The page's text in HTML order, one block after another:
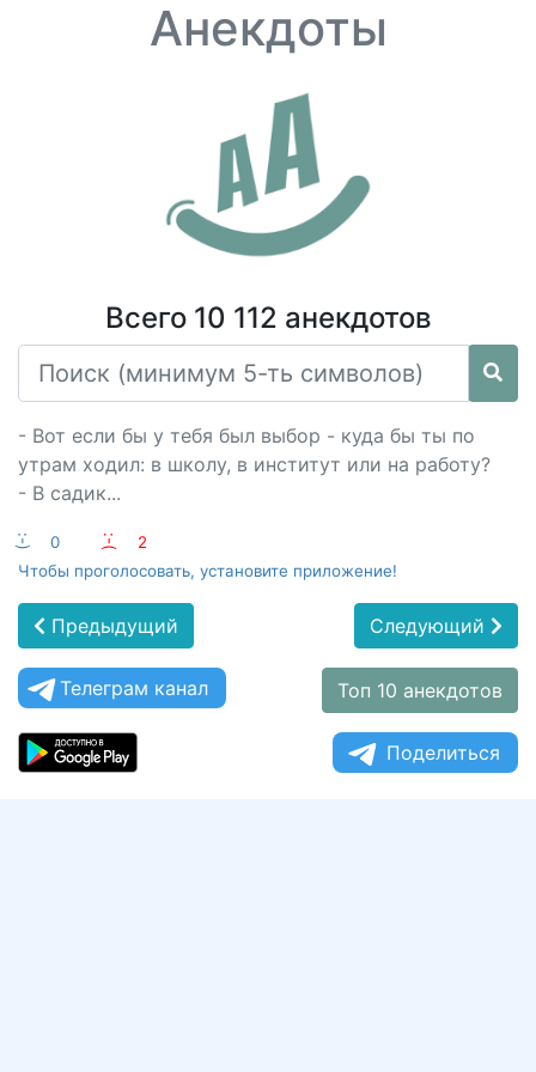
Анекдоты
Всего 10 112 анекдотов
- Вот если бы у тебя был выбор - куда бы ты по
утрам ходил: в школу, в институт или на работу?
- В садик...
:-) 0 :-(
2
Чтобы проголосовать, установите приложение!
Предыдущий Следующий
Телеграм канал Топ 10 анекдотов
Поделиться